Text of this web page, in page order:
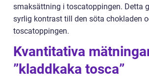
smaksättning i toscatoppingen. Detta
syrlig kontrast till den söta chokladen
toscatoppingen.
Kvantitativa
”kladdkaka tosca”